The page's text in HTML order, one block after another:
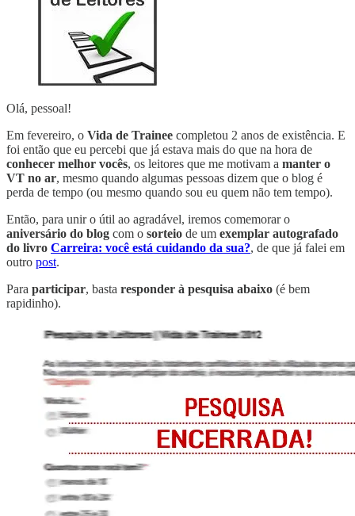
Olá, pessoal!
Em fevereiro, o Vida de Trainee completou 2 anos de existência. E
foi então que eu percebi que já estava mais do que na hora de
conhecer melhor vocês, os leitores que me motivam a manter o
VT no ar, mesmo quando algumas pessoas dizem que o blog é
perda de tempo (ou mesmo quando sou eu quem não tem tempo).
Então, para unir o útil ao agradável, iremos comemorar o
aniversário do blog com o sorteio de um exemplar autografado
do livro Carreira: você está cuidando da sua?, de que já falei em
outro post.
Para participar, basta responder à pesquisa abaixo (é bem
rapidinho).